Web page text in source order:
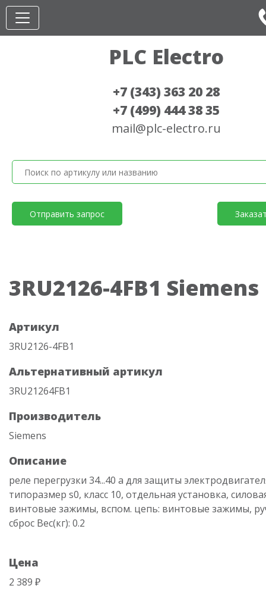
PLC Electro
+7 (343) 363 20 28
+7 (499) 444 38 35
mail@plc-electro.ru
Отправить запрос
3RU2126-4FB1 Siemens
Артикул
3RU2126-4FB1
Альтернативный артикул
3RU21264FB1
Производитель
Siemens
Описание
реле перегрузки 34...40 a для защиты
типоразмер s0, класс 10, отдельная установка,
винтовые зажимы, вспом. цепь: винтовые зажимы,
сброс Вес(кг): 0.2
Цена
2 389 ₽